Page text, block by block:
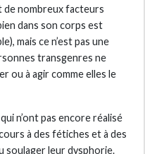
de nombreux facteurs
dans son corps est
mais ce n’est pas une
transgenres ne
ou à agir comme elles le
n’ont pas encore réalisé
à des fétiches et à des
soulager leur dysphorie.